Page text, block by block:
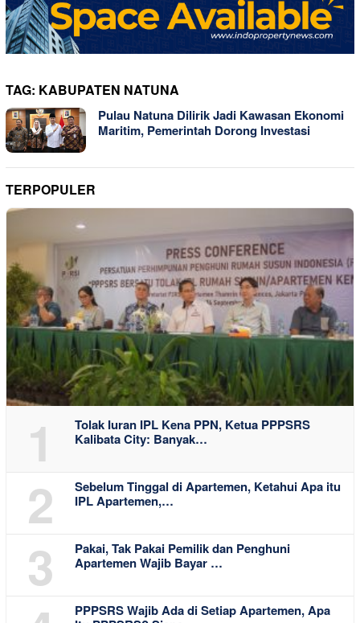
TAG: KABUPATEN NATUNA
Pulau Natuna Dilirik Jadi Kawasan Ekonomi
Maritim, Pemerintah Dorong Investasi
TERPOPULER
1
Tolak Iuran IPL Kena PPN, Ketua PPPSRS
Kalibata City: Banyak…
2
Sebelum Tinggal di Apartemen, Ketahui Apa itu
IPL Apartemen,…
3
Pakai, Tak Pakai Pemilik dan Penghuni
Apartemen Wajib Bayar …
PPPSRS Wajib Ada di Setiap Apartemen, Apa